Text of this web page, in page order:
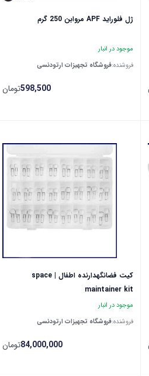
ژل فلوراید APF مروابن 250 گرم
موجود در انبار
فروشنده:فروشگاه تجهیزات ارتودنسی
598,500تومان
كيت فضانگهدارنده اطفال | space
maintainer kit
موجود در انبار
فروشنده:فروشگاه تجهیزات ارتودنسی
84,000,000تومان